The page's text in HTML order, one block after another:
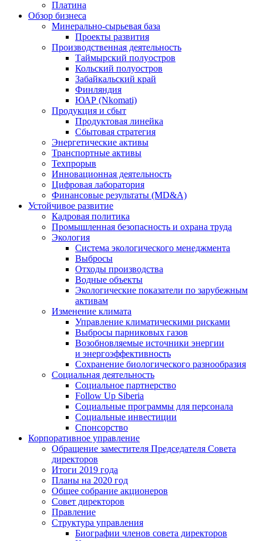
Платина
Обзор бизнеса
Минерально-сырьевая база
Проекты развития
Производственная деятельность
Таймырский полуостров
Кольский полуостров
Забайкальский край
Финляндия
ЮАР (Nkomati)
Продукция и сбыт
Продуктовая линейка
Сбытовая стратегия
Энергетические активы
Транспортные активы
Техпрорыв
Инновационная деятельность
Цифровая лаборатория
Финансовые результаты (MD&A)
Устойчивое развитие
Кадровая политика
Промышленная безопасность и охрана труда
Экология
Система экологического менеджмента
Выбросы
Отходы производства
Водные объекты
Экологические показатели по зарубежным
активам
Изменение климата
Управление климатическими рисками
Выбросы парниковых газов
Возобновляемые источники энергии
и энергоэффективность
Сохранение биологического разнообразия
Социальная деятельность
Социальное партнерство
Follow Up Siberia
Социальные программы для персонала
Социальные инвестиции
Спонсорство
Корпоративное управление
Обращение заместителя Председателя Совета
директоров
Итоги 2019 года
Планы на 2020 год
Общее собрание акционеров
Совет директоров
Правление
Структура управления
Биографии членов совета директоров